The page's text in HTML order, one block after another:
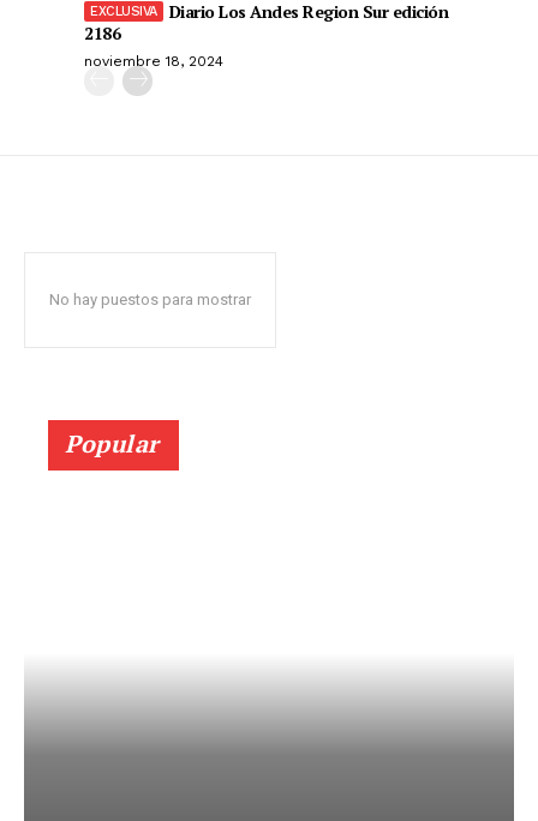
Diario Los Andes Region Sur edición
2186
noviembre 18, 2024
No hay puestos para mostrar
Popular